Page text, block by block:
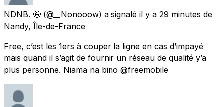
NDNB. 🤪 (@__Nonooow) a signalé il y a 29 minutes de
Nandy, Île-de-France
Free, c’est les 1ers à couper la ligne en cas d’impayé
mais quand il s’agit de fournir un réseau de qualité y’a
plus personne. Niama na bino @freemobile